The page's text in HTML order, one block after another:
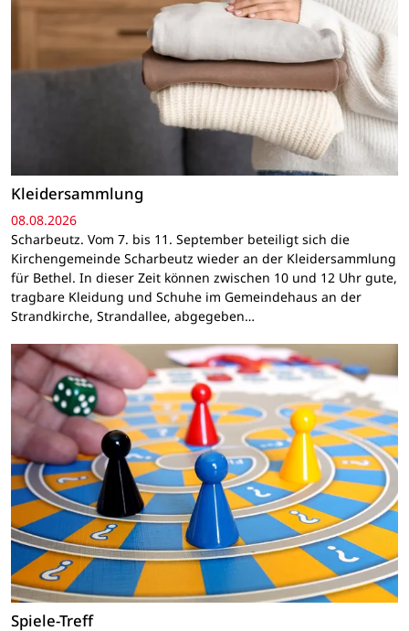
Kleidersammlung
08.08.2026
Scharbeutz. Vom 7. bis 11. September beteiligt sich die
Kirchengemeinde Scharbeutz wieder an der Kleidersammlung
für Bethel. In dieser Zeit können zwischen 10 und 12 Uhr gute,
tragbare Kleidung und Schuhe im Gemeindehaus an der
Strandkirche, Strandallee, abgegeben…
Spiele-Treff